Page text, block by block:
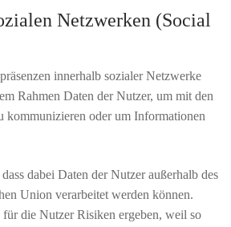
Netzwerken (Social
innerhalb sozialer Netzwerke
Rahmen Daten der Nutzer, um mit den
kommunizieren oder um Informationen
dabei Daten der Nutzer außerhalb des
Union verarbeitet werden können.
die Nutzer Risiken ergeben, weil so